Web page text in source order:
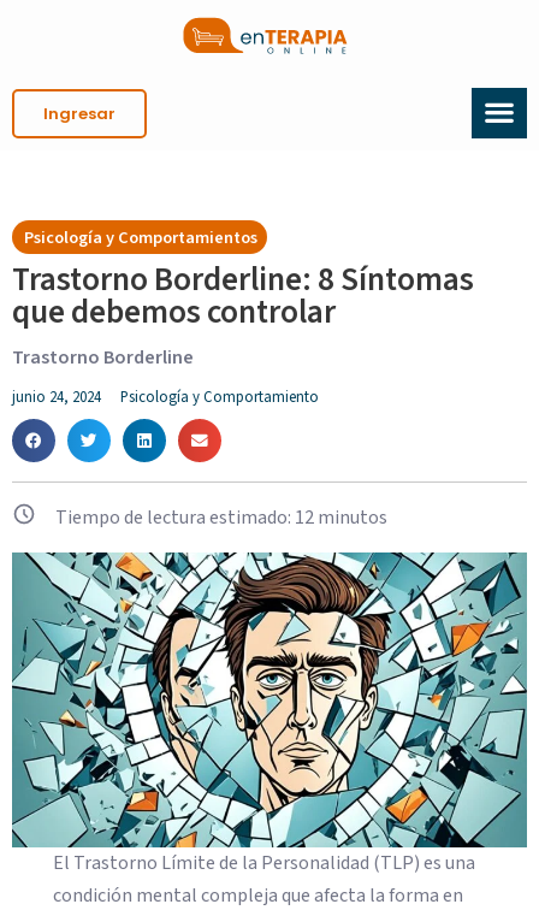
Ingresar
Psicología y Comportamientos
Trastorno Borderline: 8 Síntomas
que debemos controlar
Trastorno Borderline
junio 24, 2024 Psicología y Comportamiento
Tiempo de lectura estimado: 12minutos
El Trastorno Límite de la Personalidad (TLP) es una
condición mental compleja que afecta la forma en